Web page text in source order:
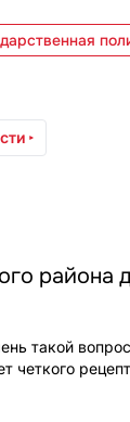
района
такой
четкого